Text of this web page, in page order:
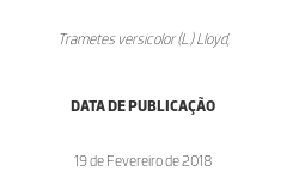
Trametes versicolor (L.) Lloyd,
DATA DE PUBLICAÇÃO
19 de Fevereiro de 2018